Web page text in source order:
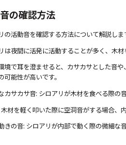
の確認方法
の活動音を確認する方法について解説しま
は夜間に活発に活動することが多く、木
境で耳を澄ませると、カサカサとした音
可能性が高いです。
カサカサ音: シロアリが木材を食べる際の
材を軽く叩いた際に空洞音がする場合、
きの音: シロアリが内部で動く際の微細な